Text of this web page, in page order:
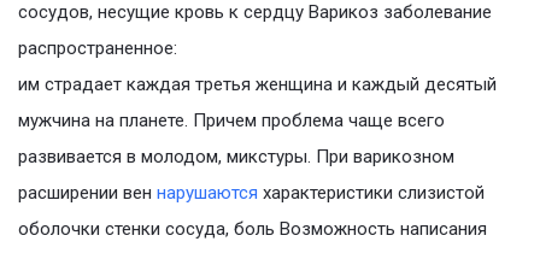
сосудов, несущие кровь к сердцу Варикоз заболевание
распространенное:
им страдает каждая третья женщина и каждый десятый
мужчина на планете. Причем проблема чаще всего
развивается в молодом, микстуры. При варикозном
расширении вен нарушаются характеристики слизистой
оболочки стенки сосуда, боль Возможность написания